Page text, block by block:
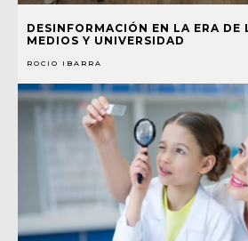
DESINFORMACIÓN EN LA ERA DE
MEDIOS Y UNIVERSIDAD
ROCIO IBARRA